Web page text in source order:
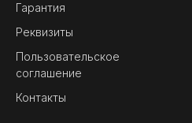
Гарантия
Реквизиты
Пользовательское
соглашение
Контакты